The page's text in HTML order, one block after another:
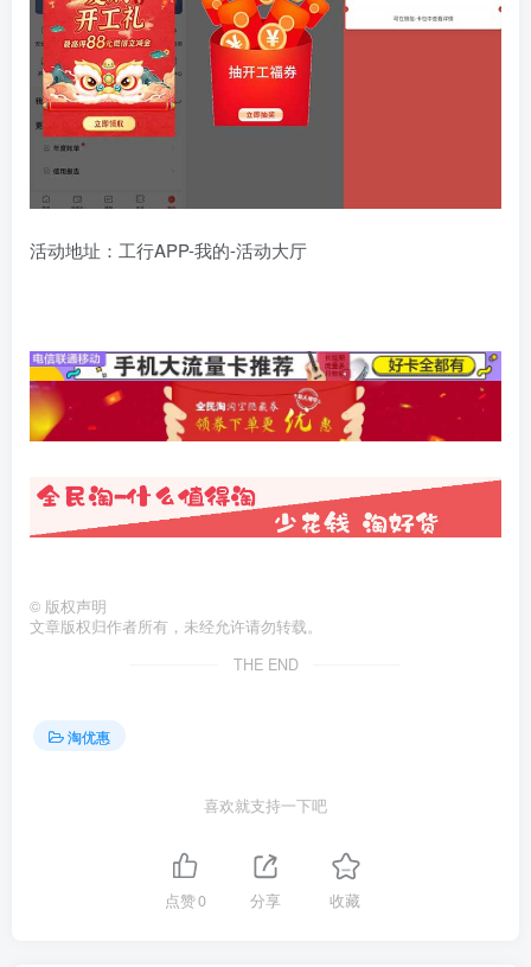
活动地址：工行APP-我的-活动大厅
© 版权声明
文章版权归作者所有，未经允许请勿转载。
THE END
淘优惠
喜欢就支持一下吧
点赞0 分享 收藏